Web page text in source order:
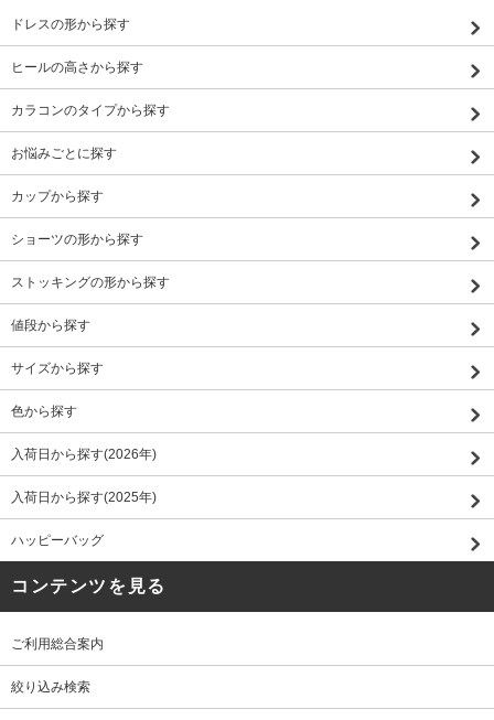
ドレスの形から探す
ヒールの高さから探す
カラコンのタイプから探す
お悩みごとに探す
カップから探す
ショーツの形から探す
ストッキングの形から探す
値段から探す
サイズから探す
色から探す
入荷日から探す(2026年)
入荷日から探す(2025年)
ハッピーバッグ
コンテンツを見る
ご利用総合案内
絞り込み検索